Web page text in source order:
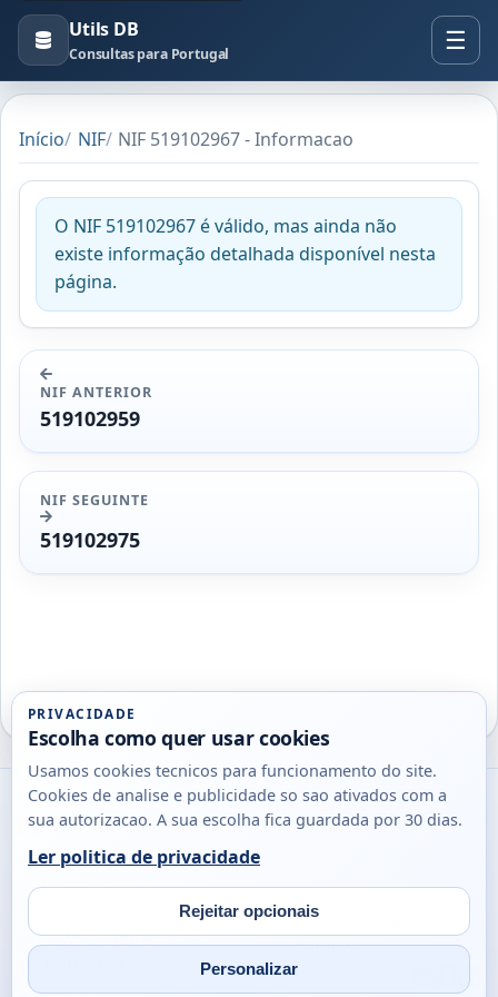
Utils DB
Consultas para Portugal
Início NIF NIF 519102967 - Informacao
O NIF 519102967 é válido, mas ainda não
existe informação detalhada disponível nesta
página.
NIF ANTERIOR
519102959
NIF SEGUINTE
519102975
Utils
DB
Consultas
rapidas
cidadaos,
SobrePrivacidade
© 2026
Campos
PRIVACIDADE
Escolha como quer usar cookies
Usamos cookies tecnicos para funcionamento do site.
Cookies de analise e publicidade so sao ativados com a
sua autorizacao. A sua escolha fica guardada por 30 dias.
Ler politica de privacidade
Rejeitar opcionais
Personalizar